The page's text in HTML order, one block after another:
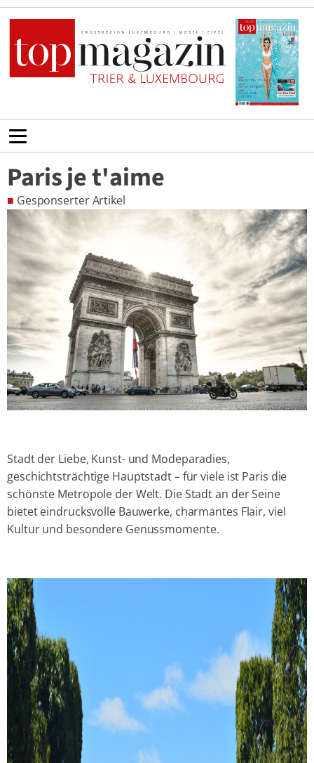
Paris je t'aime
■ Gesponserter Artikel
Stadt der Liebe, Kunst- und Modeparadies,
geschichtsträchtige Hauptstadt – für viele ist Paris die
schönste Metropole der Welt. Die Stadt an der Seine
bietet eindrucksvolle Bauwerke, charmantes Flair, viel
Kultur und besondere Genussmomente.